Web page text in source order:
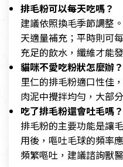
排毛粉可以每天吃嗎？
建議依照換毛季節調整
天適量補充；平時則可
充足的飲水，纖維才能
貓咪不愛吃粉狀怎麼辦？
里仁的排毛粉適口性佳
肉泥中攪拌均勻，大部
吃了排毛粉還會吐毛嗎？
排毛粉的主要功能是讓
用後，嘔吐毛球的頻率
頻繁嘔吐，建議諮詢獸